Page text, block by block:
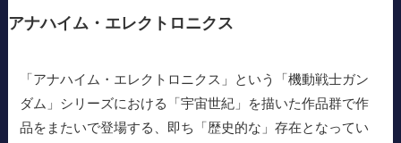
アナハイム・エレクトロニクス
「アナハイム・エレクトロニクス」という「機動戦士ガン
ダム」シリーズにおける「宇宙世紀」を描いた作品群で作
品をまたいで登場する、即ち「歴史的な」存在となってい